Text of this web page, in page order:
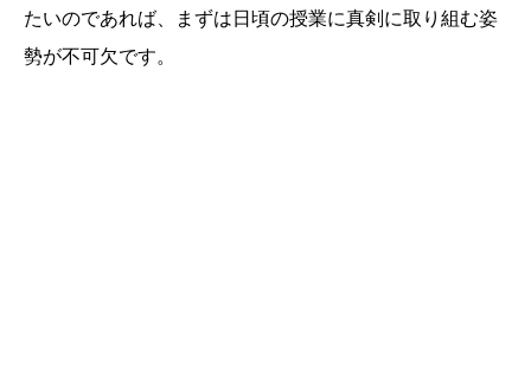
たいのであれば、まずは日頃の授業に真剣に取り組む姿
勢が不可欠です。